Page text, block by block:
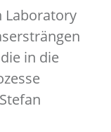
Laboratory
in die